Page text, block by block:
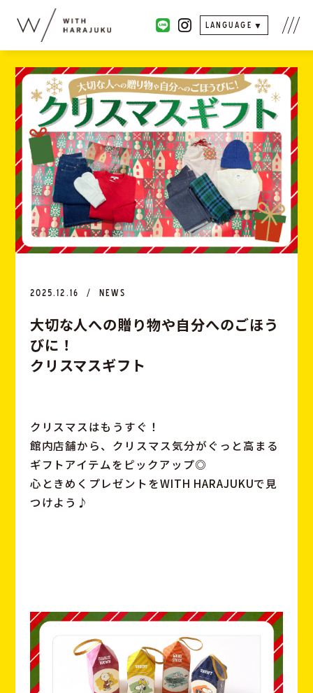
LANGUAGE
2025.12.16 NEWS
大切な人への贈 り物や自分へのごほう
びに ！
ク リ スマスギフ ト
クリスマスはもうすぐ！
館内店舗から、クリスマス気分がぐっと高まる
ギフトアイテムをピックアップ◎
心ときめくプレゼントをWITH HARAJUKUで見
つけよう♪